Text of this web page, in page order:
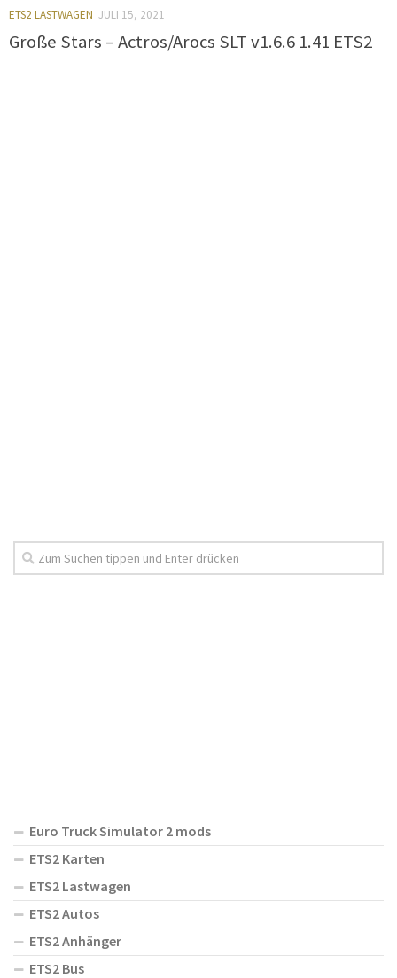
ETS2 LASTWAGEN JULI 15, 2021
Große Stars – Actros/Arocs SLT v1.6.6 1.41 ETS2
Euro Truck Simulator 2 mods
ETS2 Karten
ETS2 Lastwagen
ETS2 Autos
ETS2 Anhänger
ETS2 Bus